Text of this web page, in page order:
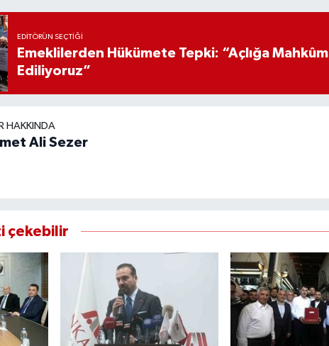
EDITÖRÜN SEÇTIĞI
Emeklilerden Hükümete Tepki: “Açlığa Mahkûm
Ediliyoruz”
HAKKINDA
Ali Sezer
çekebilir